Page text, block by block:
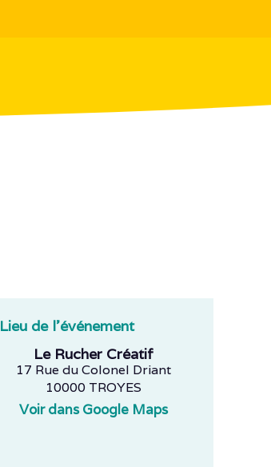
Lieu de l'événement
Le Rucher Créatif
17 Rue du Colonel Driant
10000 TROYES
Voir dans Google Maps